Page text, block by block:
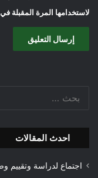
لاستخدامها المرة المقبلة
احدث المقالات
اجتماع لدراسة وتقييم